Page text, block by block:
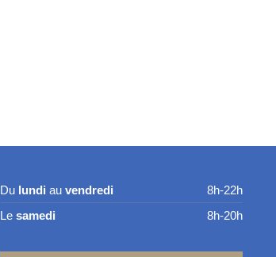
Du lundi au vendredi
8h-22h
Le samedi 8h-20h